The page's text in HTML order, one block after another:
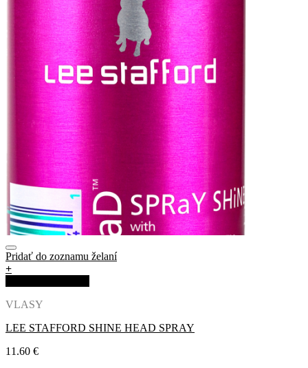
Pridať do zoznamu želaní
+
VLASY
LEE STAFFORD SHINE HEAD SPRAY
11.60 €